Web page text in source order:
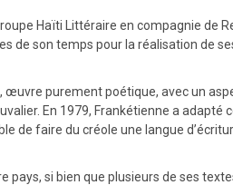
Haïti Littéraire en compagnie de
de son temps pour la réalisation de
purement poétique, avec un
En 1979, Frankétienne a
faire du créole une langue
si bien que plusieurs de ses